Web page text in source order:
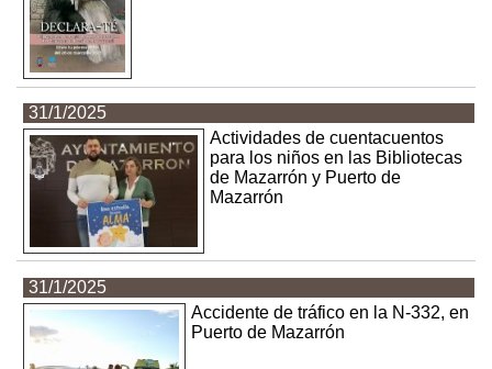
31/1/2025
Actividades de cuentacuentos
para los niños en las Bibliotecas
de Mazarrón y Puerto de
Mazarrón
31/1/2025
Accidente de tráfico en la N-332, en
Puerto de Mazarrón